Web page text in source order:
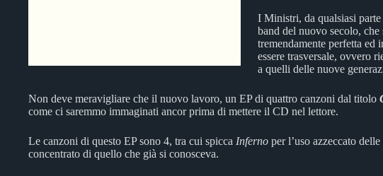
I Ministri, da qualsiasi
band del nuovo secolo,
tremendamente perfetta ed
essere trasversale, ovvero
a quelli delle nuove
Non deve meravigliare che il nuovo lavoro, un EP di quattro canzoni dal titolo
come ci saremmo immaginati ancor prima di mettere il CD nel lettore.
Le canzoni di questo EP sono 4, tra cui spicca Inferno per l’uso azzeccato
concentrato di quello che già si conosceva.